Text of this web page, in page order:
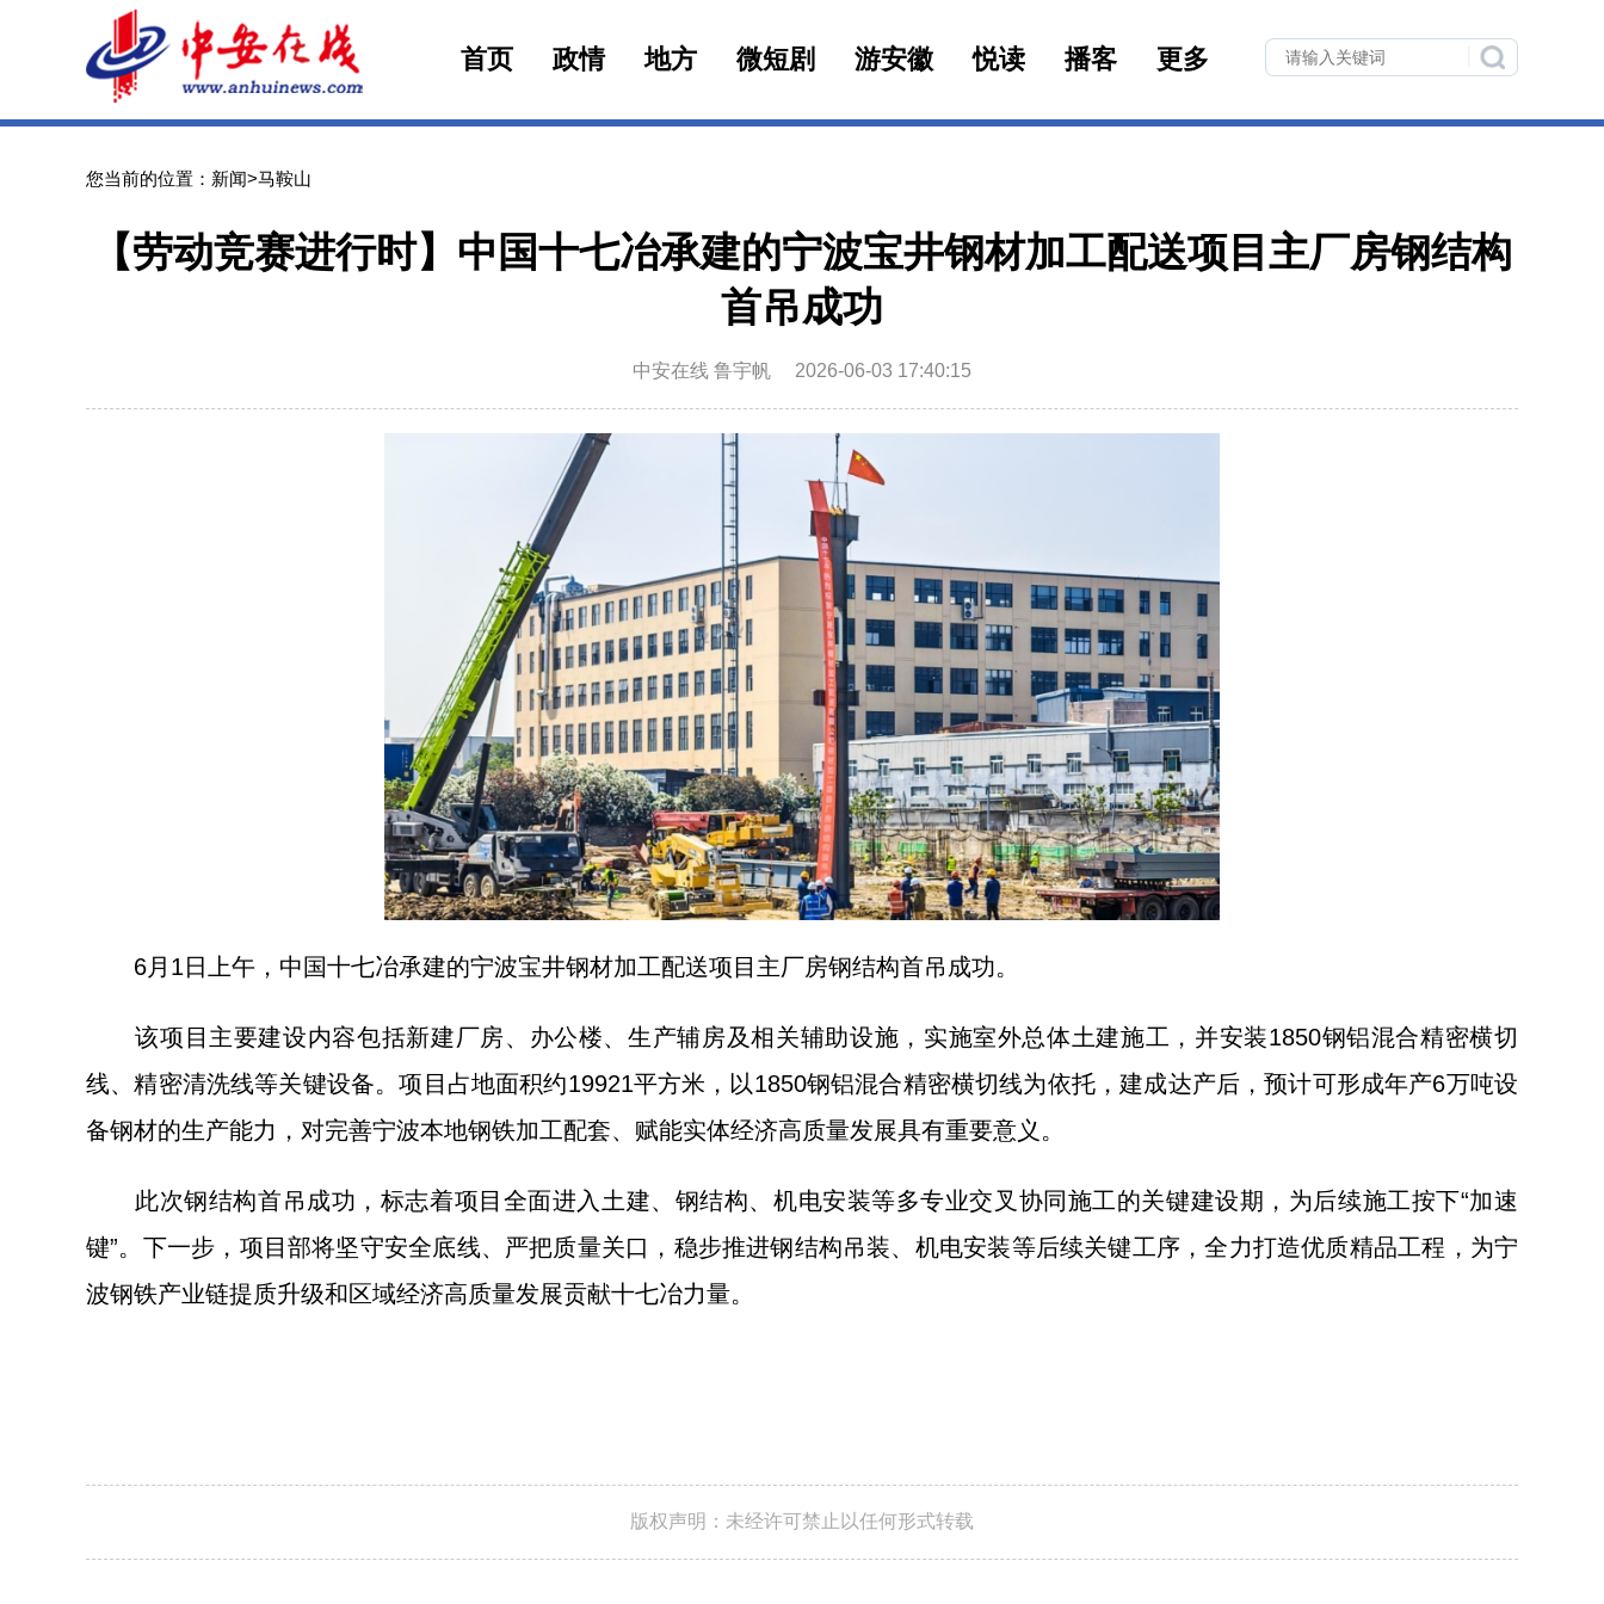
首页 政情 地方 微短剧 游安徽 悦读 播客 更多
您当前的位置：新闻>马鞍山
【劳动竞赛进行时】中国十七冶承建的宁波宝井钢材加工配送项目主厂房钢结构
首吊成功
中安在线 鲁宇帆 2026-06-03 17:40:15
6月1日上午，中国十七冶承建的宁波宝井钢材加工配送项目主厂房钢结构首吊成功。
该项目主要建设内容包括新建厂房、办公楼、生产辅房及相关辅助设施，实施室外总体土建施工，并安装1850钢铝混合精密横切
线、精密清洗线等关键设备。项目占地面积约19921平方米，以1850钢铝混合精密横切线为依托，建成达产后，预计可形成年产6万吨设
备钢材的生产能力，对完善宁波本地钢铁加工配套、赋能实体经济高质量发展具有重要意义。
此次钢结构首吊成功，标志着项目全面进入土建、钢结构、机电安装等多专业交叉协同施工的关键建设期，为后续施工按下“加速
键”。下一步，项目部将坚守安全底线、严把质量关口，稳步推进钢结构吊装、机电安装等后续关键工序，全力打造优质精品工程，为宁
波钢铁产业链提质升级和区域经济高质量发展贡献十七冶力量。
版权声明：未经许可禁止以任何形式转载